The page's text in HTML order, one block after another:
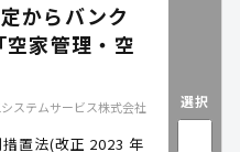
からバンク
家管理・空
ステムサービス株式会社
置法(改正 2023 年
選択